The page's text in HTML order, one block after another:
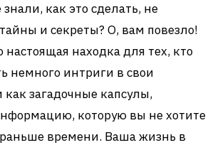
как это сделать, не
и секреты? О, вам повезло!
находка для тех, кто
немного интриги в свои
как загадочные капсулы,
которую вы не хотите
раньше времени. Ваша жизнь в